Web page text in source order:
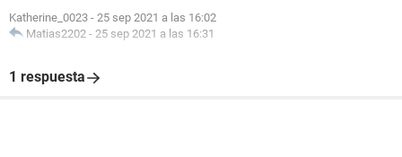
Katherine_0023 - 25 sep 2021 a las 16:02
Matias2202 - 25 sep 2021 a las 16:31
1 respuesta